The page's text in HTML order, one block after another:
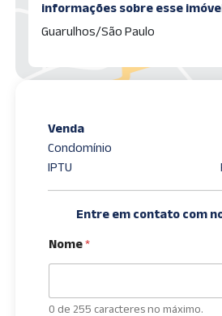
informações sobre esse
Guarulhos/São Paulo
Venda
Condomínio
IPTU
Entre em contato com
Nome*
0 de 255 caracteres no máximo.